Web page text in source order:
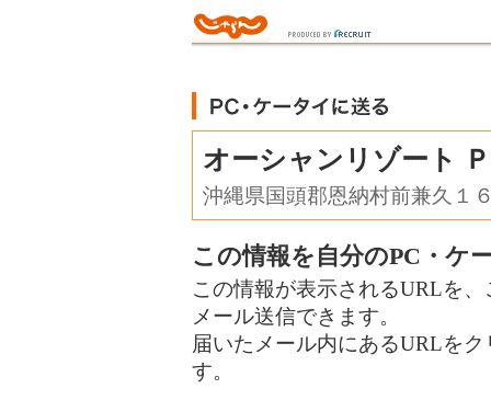
オーシャンリゾート
沖縄県国頭郡恩納村前兼久１
この情報を自分のPC・ケ
この情報が表示されるURLを
メール送信できます。
届いたメール内にあるURLを
す。